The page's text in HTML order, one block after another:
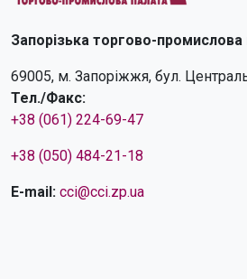
Запорізька торгово-промислова
69005, м. Запоріжжя, бул.
Тел./Факс:
+38 (061) 224-69-47
+38 (050) 484-21-18
E-mail: cci@cci.zp.ua